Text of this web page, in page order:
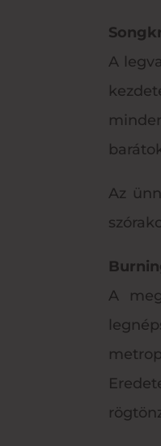
A
Az
A